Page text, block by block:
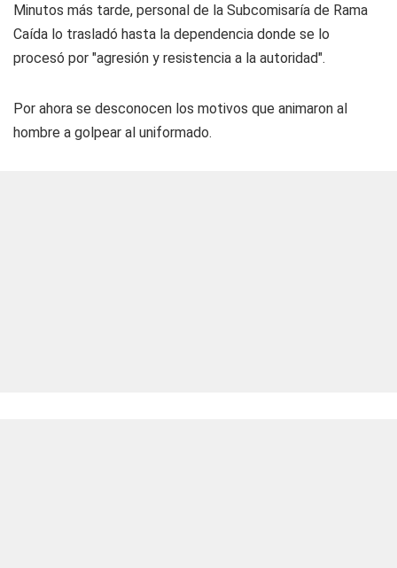
Minutos más tarde, personal de la Subcomisaría de Rama
Caída lo trasladó hasta la dependencia donde se lo
procesó por "agresión y resistencia a la autoridad".
Por ahora se desconocen los motivos que animaron al
hombre a golpear al uniformado.